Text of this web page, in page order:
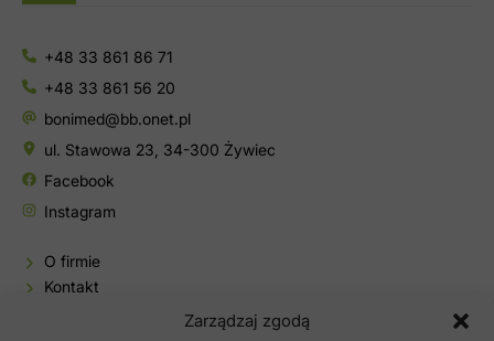
Zarządzaj zgodą
+48 33 861 86 71
+48 33 861 56 20
bonimed@bb.onet.pl
ul. Stawowa 23, 34-300 Żywiec
Facebook
Instagram
O firmie
Kontakt